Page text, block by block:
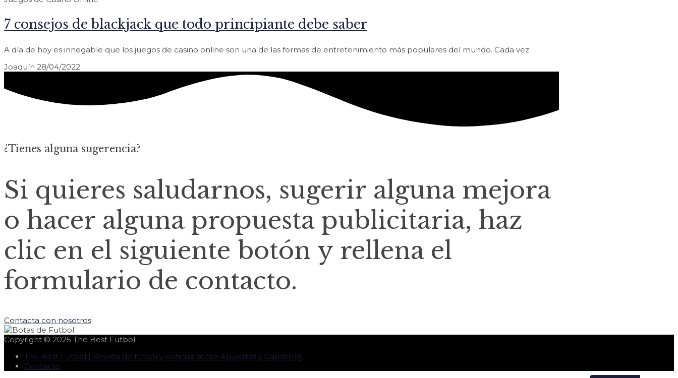
7 consejos de blackjack que todo principiante debe saber
A día de hoy es innegable que los juegos de casino online son una de las formas de entretenimiento más populares del mundo. Cada vez
Joaquín 28/04/2022
¿Tienes alguna sugerencia?
Si quieres saludarnos, sugerir alguna mejora
o hacer alguna propuesta publicitaria, haz
clic en el siguiente botón y rellena el
formulario de contacto.
Contacta con nosotros
Copyright © 2025 The Best Futbol
The Best Futbol | Revista de fútbol y noticias sobre Apuestas y Gambling
Contacto